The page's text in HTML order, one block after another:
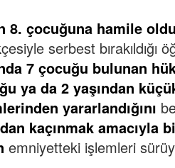
8. çocuğuna hamile
serbest bırakıldığı
7 çocuğu bulunan
ya da 2 yaşından
yararlandığını
kaçınmak
emniyetteki işlemleri